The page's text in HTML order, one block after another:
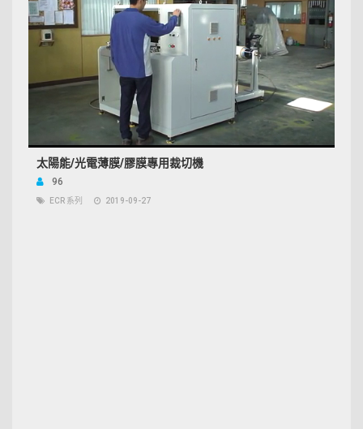
太陽能/光電薄膜/膠膜專用裁切機
96
ECR 系列 2019-09-27